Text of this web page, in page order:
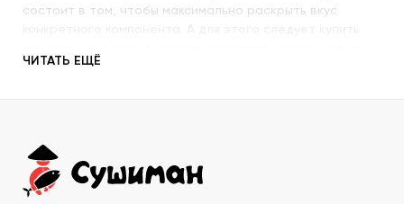
состоит в том, чтобы максимально раскрыть вкус
их со знанием всех секретов.
происхождение и свежесть каждого продукта, условия
транспортировки и хранения, дальнейшего
использования. Поэтому купить продукты для суши в
ЧИТАТЬ ЕЩЁ